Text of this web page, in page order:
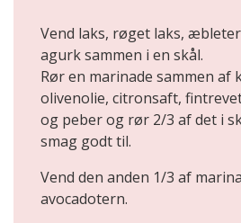
Vend laks, røget laks,
agurk sammen i en skål.
Rør en marinade sammen af
olivenolie, citronsaft,
og peber og rør 2/3 af det i
smag godt til.
Vend den anden 1/3 af
avocadotern.